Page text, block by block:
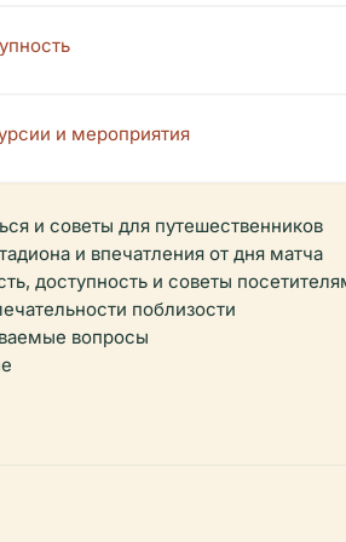
и мероприятия
и советы для путешественников
и впечатления от дня матча
доступность и советы
поблизости
вопросы